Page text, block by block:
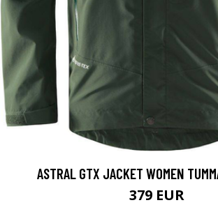
ASTRAL GTX JACKET WOMEN
379 EUR